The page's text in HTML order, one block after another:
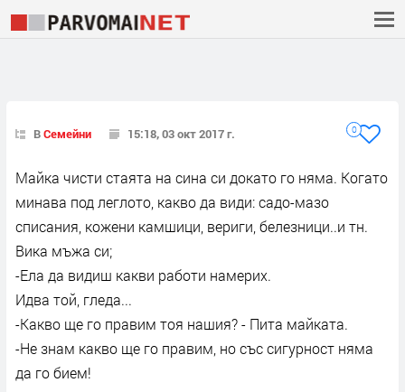
ВСемейни 15:18, 03 окт 2017 г. 0
Майка чисти стаята на сина си докато го няма. Когато
минава под леглото, какво да види: садо-мазо
списания, кожени камшици, вериги, белезници..и тн.
Вика мъжа си;
-Ела да видиш какви работи намерих.
Идва той, гледа...
-Какво ще го правим тоя нашия? - Пита майката.
-Не знам какво ще го правим, но със сигурност няма
да го бием!